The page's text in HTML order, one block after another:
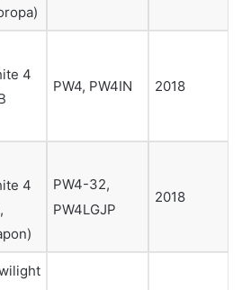
4
PW4, PW4IN 2018
4
PW4-32,
PW4LGJP
2018